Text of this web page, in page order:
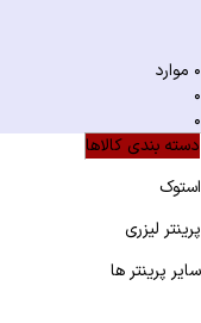
0 موارد
0
0
دسته بندی کالاها
استوک
پرینتر لیزری
سایر پرینتر ها